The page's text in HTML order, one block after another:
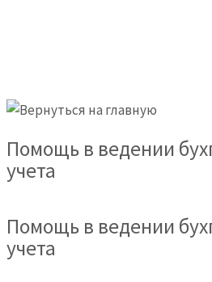
Помощь в ведении
учета
Помощь в ведении
учета